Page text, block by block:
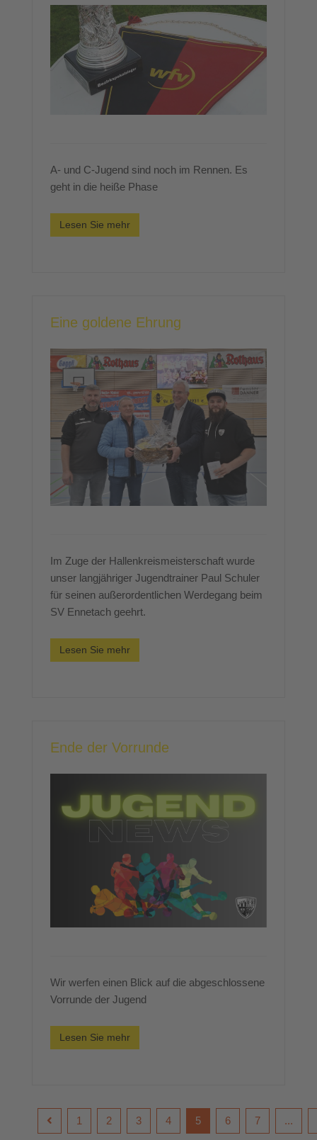
A- und C-Jugend sind noch im Rennen. Es
geht in die heiße Phase
Lesen Sie mehr
Eine goldene Ehrung
Im Zuge der Hallenkreismeisterschaft wurde
unser langjähriger Jugendtrainer Paul Schuler
für seinen außerordentlichen Werdegang beim
SV Ennetach geehrt.
Lesen Sie mehr
Ende der Vorrunde
Wir werfen einen Blick auf die abgeschlossene
Vorrunde der Jugend
Lesen Sie mehr
1 2 3 4 5 6 7 ...